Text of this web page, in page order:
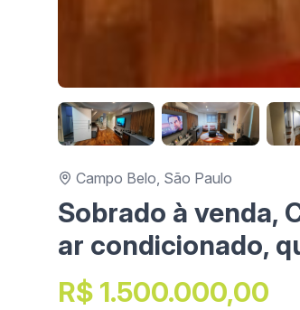
Campo Belo, São Paulo
Sobrado à venda,
ar condicionado,
R$ 1.500.000,00